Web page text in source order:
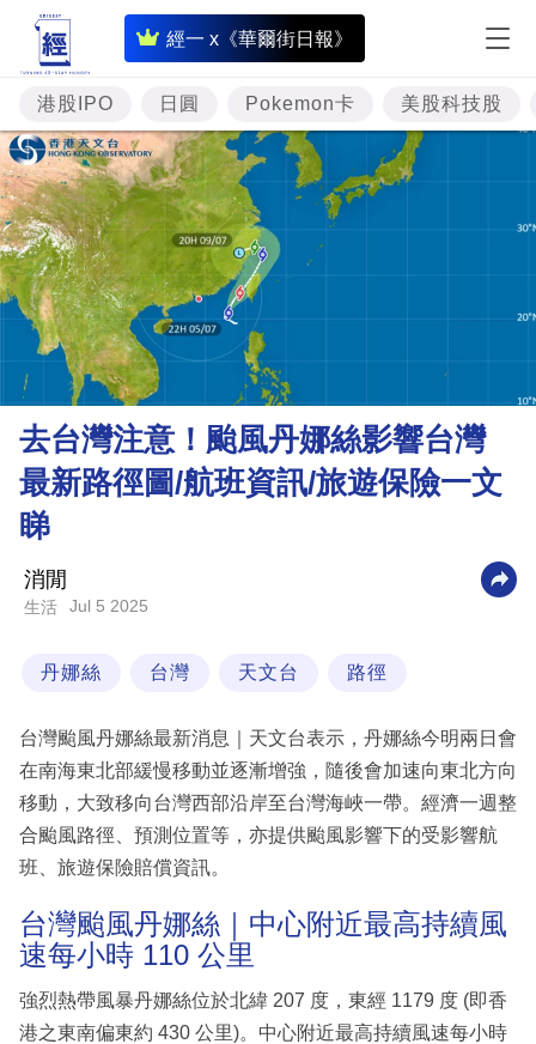
經一 x《華爾街日報》
即
時
財
經
專
題
投
資
樓
市
理
財
商
場
生
活
時
事
欄
訂
閱
專
港股IPO 日圓 Pokemon卡 美股科技股
去台灣注意！颱風丹娜絲影響台灣
最新路徑圖/航班資訊/旅遊保險一文
睇
消閒
生活 Jul 5 2025
丹娜絲 台灣 天文台 路徑
台灣颱風丹娜絲最新消息｜天文台表示，丹娜絲今明兩日會
在南海東北部緩慢移動並逐漸增強，隨後會加速向東北方向
移動，大致移向台灣西部沿岸至台灣海峽一帶。經濟一週整
合颱風路徑、預測位置等，亦提供颱風影響下的受影響航
班、旅遊保險賠償資訊。
台灣颱風丹娜絲｜中心附近最高持續風
速每小時 110 公里
強烈熱帶風暴丹娜絲位於北緯 207 度，東經 1179 度 (即香
港之東南偏東約 430 公里)。中心附近最高持續風速每小時